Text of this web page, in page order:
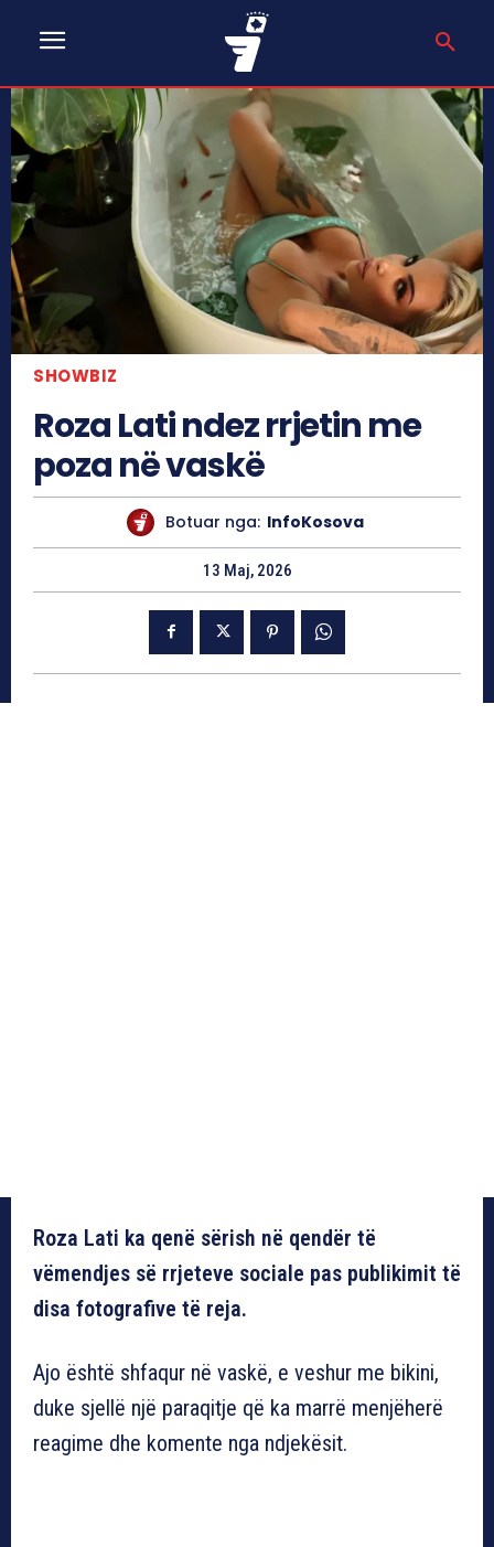
SHOWBIZ
Roza Lati ndez rrjetin me
poza në vaskë
Botuar nga: InfoKosova
13 Maj, 2026
Roza Lati ka qenë sërish në qendër të
vëmendjes së rrjeteve sociale pas publikimit të
disa fotografive të reja.
Ajo është shfaqur në vaskë, e veshur me bikini,
duke sjellë një paraqitje që ka marrë menjëherë
reagime dhe komente nga ndjekësit.